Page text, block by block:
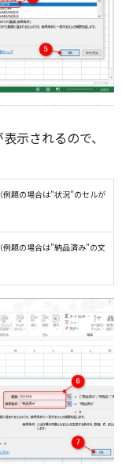
示されるので、
題の場合は”状況”のセルが
題の場合は”納品済み”の文